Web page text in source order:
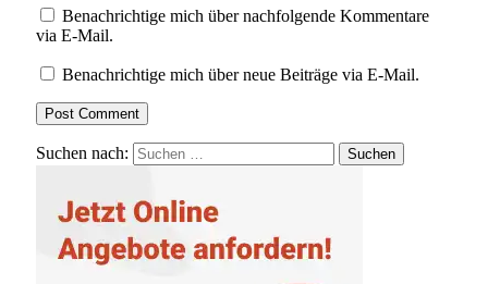
Benachrichtige mich über nachfolgende Kommentare
via E-Mail.
Benachrichtige mich über neue Beiträge via E-Mail.
Suchen nach: